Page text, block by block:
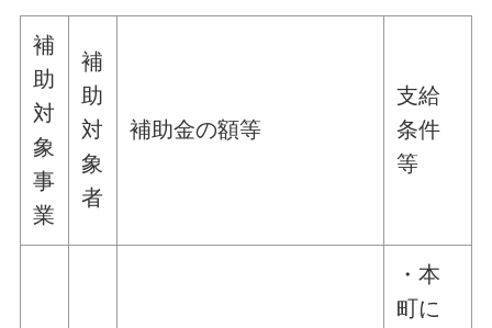
補
助
対
象
事
業
補
助
対
象
者
補助金の額等
支給
条件
等
・本
町に